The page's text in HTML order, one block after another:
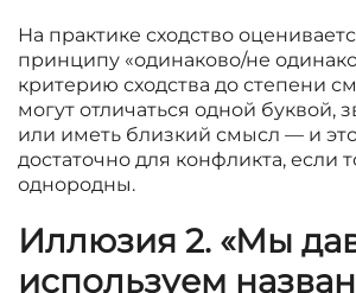
На практике сходство
принципу «одинаково/не
критерию сходства до степени
могут отличаться одной буквой,
или иметь близкий смысл — и
достаточно для конфликта, если
однородны.
Иллюзия 2. «Мы
используем